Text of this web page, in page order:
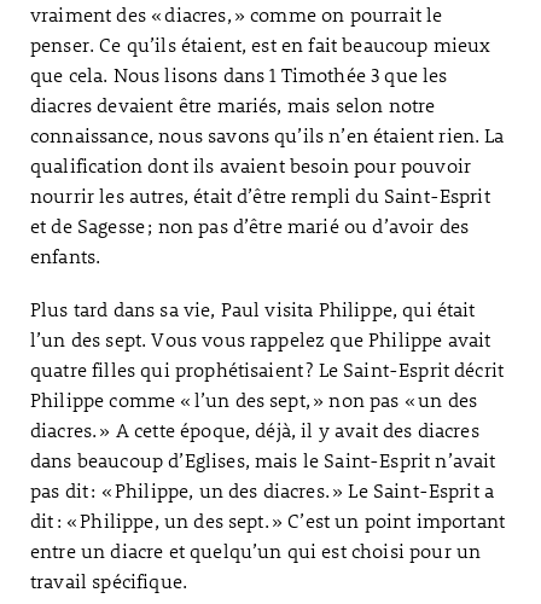
vraiment des « diacres, » comme on pourrait le
penser. Ce qu’ils étaient, est en fait beaucoup mieux
que cela. Nous lisons dans 1 Timothée 3 que les
diacres devaient être mariés, mais selon notre
connaissance, nous savons qu’ils n’en étaient rien. La
qualification dont ils avaient besoin pour pouvoir
nourrir les autres, était d’être rempli du Saint-Esprit
et de Sagesse ; non pas d’être marié ou d’avoir des
enfants.
Plus tard dans sa vie, Paul visita Philippe, qui était
l’un des sept. Vous vous rappelez que Philippe avait
quatre filles qui prophétisaient ? Le Saint-Esprit décrit
Philippe comme « l’un des sept, » non pas « un des
diacres. » A cette époque, déjà, il y avait des diacres
dans beaucoup d’Eglises, mais le Saint-Esprit n’avait
pas dit : « Philippe, un des diacres. » Le Saint-Esprit a
dit : « Philippe, un des sept. » C’est un point important
entre un diacre et quelqu’un qui est choisi pour un
travail spécifique.